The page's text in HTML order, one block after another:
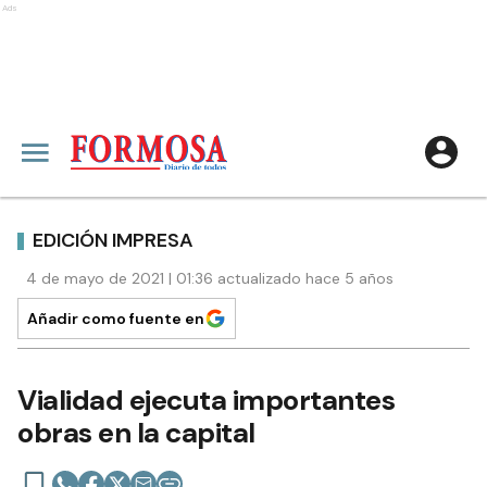
Ads
EDICIÓN IMPRESA
4 de mayo de 2021 | 01:36 actualizado hace 5 años
Añadir como fuente en
Vialidad ejecuta importantes
obras en la capital